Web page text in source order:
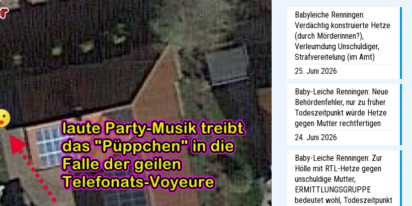
Babyleiche Renningen:
Verdächtig konstruierte Hetze
(durch Mörderinnen?),
Verleumdung Unschuldiger,
Strafvereitelung (im Amt)
25. Juni 2026
Baby-Leiche Renningen: Neue
Behördenfehler, nur zu früher
Todeszeitpunkt würde Hetze
gegen Mutter rechtfertigen
24. Juni 2026
Baby-Leiche Renningen: Zur
Hölle mit RTL-Hetze gegen
unschuldige Mutter,
ERMITTLUNGSGRUPPE
bedeutet wohl, Todeszeitpunkt